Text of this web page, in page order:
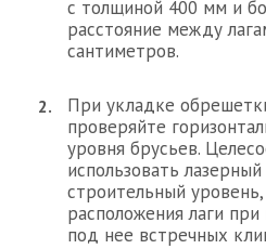
с толщиной 400 мм и
расстояние между
сантиметров.
При укладке
проверяйте
уровня брусьев.
использовать
строительный
расположения лаги
под нее встречных